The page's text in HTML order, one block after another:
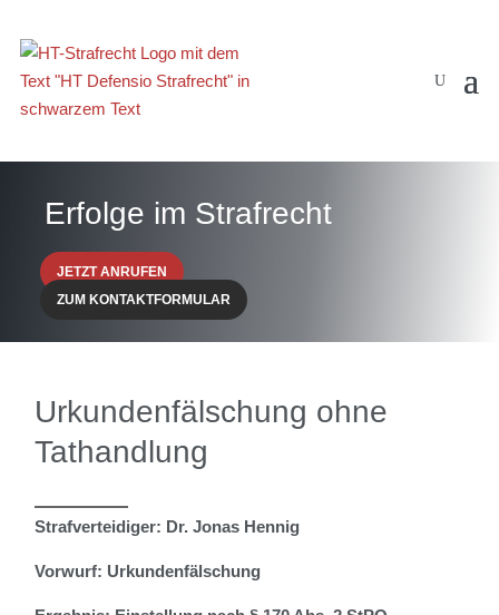
Erfolge im Strafrecht
JETZT ANRUFEN
ZUM KONTAKTFORMULAR
Urkundenfälschung ohne
Tathandlung
Strafverteidiger: Dr. Jonas Hennig
Vorwurf: Urkundenfälschung